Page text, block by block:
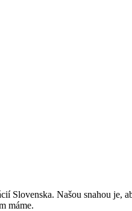
Našou snahou je,
máme.